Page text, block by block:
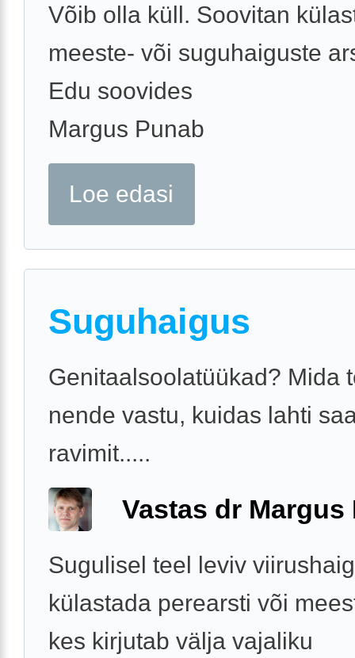
Võib olla küll. Soovitan
meeste- või suguhaiguste
Edu soovides
Margus Punab
Loe edasi
Suguhaigus
Genitaalsoolatüükad? Mida
nende vastu, kuidas lahti
ravimit.....
Vastas dr Margus
Sugulisel teel leviv
külastada perearsti või
kes kirjutab välja vajaliku